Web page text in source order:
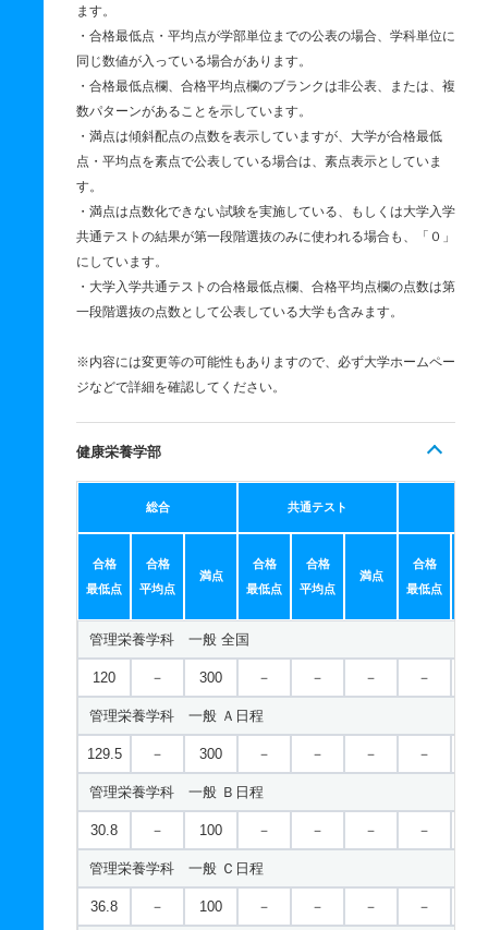
ます。
・合格最低点・平均点が学部単位までの公表の場合、学科単位に
同じ数値が入っている場合があります。
・合格最低点欄、合格平均点欄のブランクは非公表、または、複
数パターンがあることを示しています。
・満点は傾斜配点の点数を表示していますが、大学が合格最低
点・平均点を素点で公表している場合は、素点表示としていま
す。
・満点は点数化できない試験を実施している、もしくは大学入学
共通テストの結果が第一段階選抜のみに使われる場合も、「０」
にしています。
・大学入学共通テストの合格最低点欄、合格平均点欄の点数は第
一段階選抜の点数として公表している大学も含みます。
※内容には変更等の可能性もありますので、必ず大学ホームペー
ジなどで詳細を確認してください。
健康栄養学部
総合 共通テスト
合格
最低点
合格
平均点
満点
合格
最低点
合格
平均点
満点
合格
最低点
管理栄養学科 一般 全国
120 － 300 － － － －
管理栄養学科 一般 Ａ日程
129.5 － 300 － － － －
管理栄養学科 一般 Ｂ日程
30.8 － 100 － － － －
管理栄養学科 一般 Ｃ日程
36.8 － 100 － － － －